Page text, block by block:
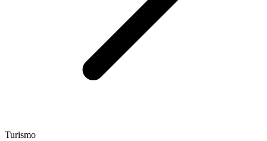
Turismo